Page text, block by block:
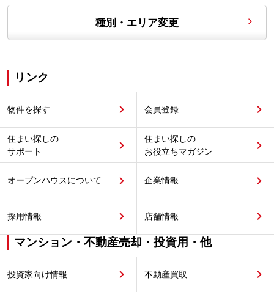
種別・エリア変更
リンク
物件を探す 会員登録
住まい探しの
サポート
住まい探しの
お役立ちマガジン
オープンハウスについて 企業情報
採用情報 店舗情報
マンション・不動産売却・投資用・他
投資家向け情報 不動産買取